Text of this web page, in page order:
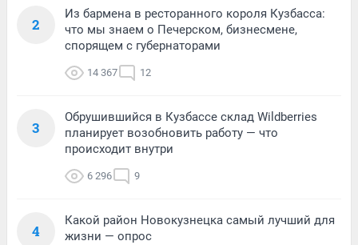
2
Из бармена в ресторанного короля Кузбасса:
что мы знаем о Печерском, бизнесмене,
спорящем с губернаторами
14 367 12
3
Обрушившийся в Кузбассе склад Wildberries
планирует возобновить работу — что
происходит внутри
6 296 9
4
Какой район Новокузнецка самый лучший для
жизни — опрос